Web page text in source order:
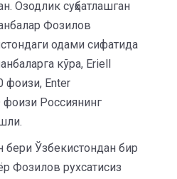
Озодлик суҳбатлашган
Фозилов
одами сифатида
кўра, Eriell
фоизи, Enter
фоизи Россиянинг
бери Ўзбекистондан бир
Фозилов рухсатисиз